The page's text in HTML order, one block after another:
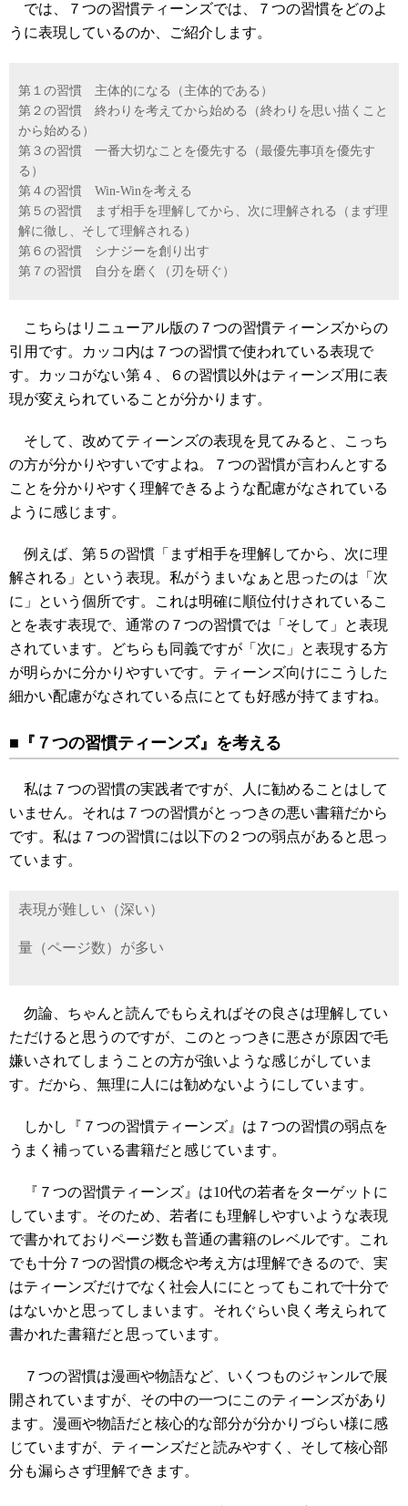
では、７つの習慣ティーンズでは、７つの習慣をどのよ
うに表現しているのか、ご紹介します。
第１の習慣 主体的になる（主体的である）
第２の習慣 終わりを考えてから始める（終わりを思い描くこと
から始める）
第３の習慣 一番大切なことを優先する（最優先事項を優先す
る）
第４の習慣 Win-Winを考える
第５の習慣 まず相手を理解してから、次に理解される（まず理
解に徹し、そして理解される）
第６の習慣 シナジーを創り出す
第７の習慣 自分を磨く（刃を研ぐ）
こちらはリニューアル版の７つの習慣ティーンズからの
引用です。カッコ内は７つの習慣で使われている表現で
す。カッコがない第４、６の習慣以外はティーンズ用に表
現が変えられていることが分かります。
そして、改めてティーンズの表現を見てみると、こっち
の方が分かりやすいですよね。７つの習慣が言わんとする
ことを分かりやすく理解できるような配慮がなされている
ように感じます。
例えば、第５の習慣「まず相手を理解してから、次に理
解される」という表現。私がうまいなぁと思ったのは「次
に」という個所です。これは明確に順位付けされているこ
とを表す表現で、通常の７つの習慣では「そして」と表現
されています。どちらも同義ですが「次に」と表現する方
が明らかに分かりやすいです。ティーンズ向けにこうした
細かい配慮がなされている点にとても好感が持てますね。
■『７つの習慣ティーンズ』を考える
私は７つの習慣の実践者ですが、人に勧めることはして
いません。それは７つの習慣がとっつきの悪い書籍だから
です。私は７つの習慣には以下の２つの弱点があると思っ
ています。
表現が難しい（深い）
量（ページ数）が多い
勿論、ちゃんと読んでもらえればその良さは理解してい
ただけると思うのですが、このとっつきに悪さが原因で毛
嫌いされてしまうことの方が強いような感じがしていま
す。だから、無理に人には勧めないようにしています。
しかし『７つの習慣ティーンズ』は７つの習慣の弱点を
うまく補っている書籍だと感じています。
『７つの習慣ティーンズ』は10代の若者をターゲットに
しています。そのため、若者にも理解しやすいような表現
で書かれておりページ数も普通の書籍のレベルです。これ
でも十分７つの習慣の概念や考え方は理解できるので、実
はティーンズだけでなく社会人ににとってもこれで十分で
はないかと思ってしまいます。それぐらい良く考えられて
書かれた書籍だと思っています。
７つの習慣は漫画や物語など、いくつものジャンルで展
開されていますが、その中の一つにこのティーンズがあり
ます。漫画や物語だと核心的な部分が分かりづらい様に感
じていますが、ティーンズだと読みやすく、そして核心部
分も漏らさず理解できます。